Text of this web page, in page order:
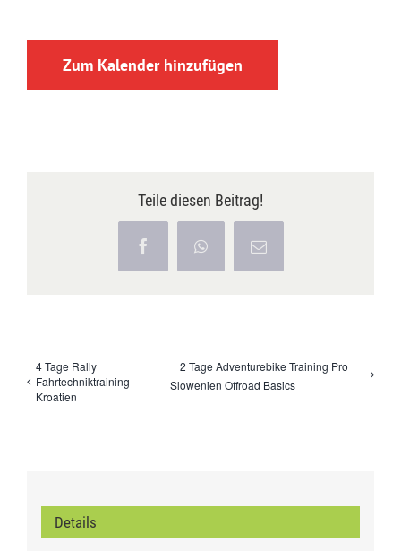
Zum Kalender hinzufügen
Teile diesen Beitrag!
FacebookWhatsApp
E-
Mail
4 Tage Rally
Fahrtechniktraining
Kroatien
2 Tage Adventurebike Training Pro
Slowenien Offroad Basics
Details